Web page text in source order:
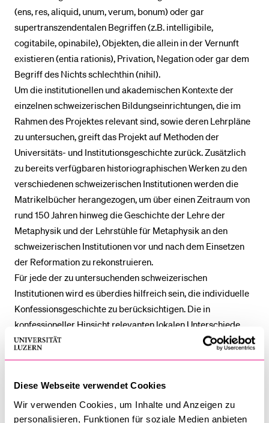
Diese Webseite verwendet Cookies
Wir verwenden Cookies, um Inhalte und Anzeigen zu
personalisieren, Funktionen für soziale Medien anbieten
(ens, res, aliquid, unum, verum, bonum) oder gar
supertranszendentalen Begriffen (z.B. intelligibile,
cogitabile, opinabile), Objekten, die allein in der Vernunft
existieren (entia rationis), Privation, Negation oder gar dem
Begriff des Nichts schlechthin (nihil).
Um die institutionellen und akademischen Kontexte der
einzelnen schweizerischen Bildungseinrichtungen, die im
Rahmen des Projektes relevant sind, sowie deren Lehrpläne
zu untersuchen, greift das Projekt auf Methoden der
Universitäts- und Institutionsgeschichte zurück. Zusätzlich
zu bereits verfügbaren historiographischen Werken zu den
verschiedenen schweizerischen Institutionen werden die
Matrikelbücher herangezogen, um über einen Zeitraum von
rund 150 Jahren hinweg die Geschichte der Lehre der
Metaphysik und der Lehrstühle für Metaphysik an den
schweizerischen Institutionen vor und nach dem Einsetzen
der Reformation zu rekonstruieren.
Für jede der zu untersuchenden schweizerischen
Institutionen wird es überdies hilfreich sein, die individuelle
Konfessionsgeschichte zu berücksichtigen. Die in
konfessioneller Hinsicht relevanten lokalen Unterschiede
hatten mitunter grossen Einfluss auf die jeweilige
Ordentlicher Professor für Philosophie an der Universität
Luzern und Direktor des Instituts für philosophische Studien
(ISFI) an der Theologischen Fakultät Lugano. Er ist Spezialist